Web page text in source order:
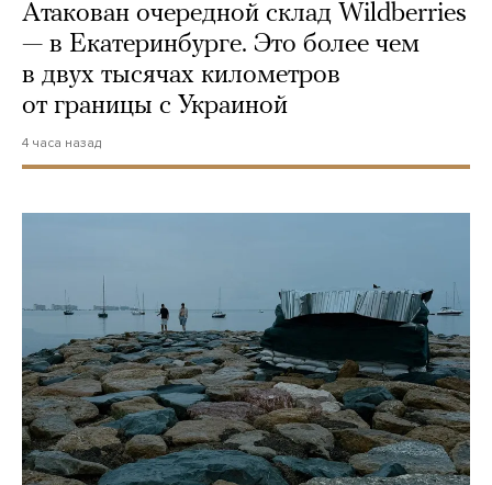
Атакован очередной склад Wildberries
— в Екатеринбурге. Это более чем
в двух тысячах километров
от границы с Украиной
4 часа назад